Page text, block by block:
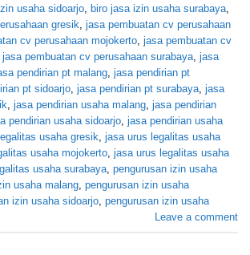
usaha sidoarjo, biro jasa izin usaha surabaya,
gresik, jasa pembuatan cv perusahaan
cv perusahaan mojokerto, jasa pembuatan cv
jasa pembuatan cv perusahaan surabaya, jasa
pendirian pt malang, jasa pendirian pt
pt sidoarjo, jasa pendirian pt surabaya, jasa
, jasa pendirian usaha malang, jasa pendirian
pendirian usaha sidoarjo, jasa pendirian usaha
usaha gresik, jasa urus legalitas usaha
usaha mojokerto, jasa urus legalitas usaha
usaha surabaya, pengurusan izin usaha
usaha malang, pengurusan izin usaha
izin usaha sidoarjo, pengurusan izin usaha
Leave a comment